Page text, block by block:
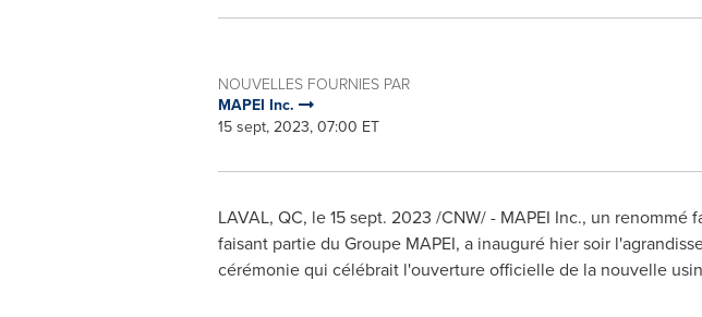
NOUVELLES FOURNIES PAR
MAPEI Inc.
15 sept, 2023, 07:00 ET
LAVAL, QC, le15 sept. 2023 /CNW/ - MAPEI Inc., un
faisant partie du Groupe MAPEI, a inauguré hier soir
cérémonie qui célébrait l'ouverture officielle de la nouvelle